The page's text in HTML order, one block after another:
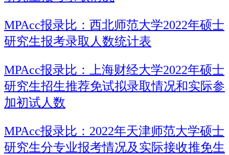
MPAcc报录比：西北师范大学2022年硕士
研究生报考录取人数统计表
MPAcc报录比：上海财经大学2022年硕士
研究生招生推荐免试拟录取情况和实际参
加初试人数
MPAcc报录比：2022年天津师范大学硕士
研究生分专业报考情况及实际接收推免生